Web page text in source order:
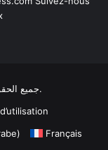
© 2026 M24 Press – جميع الحقوق محفوظة.
) Français